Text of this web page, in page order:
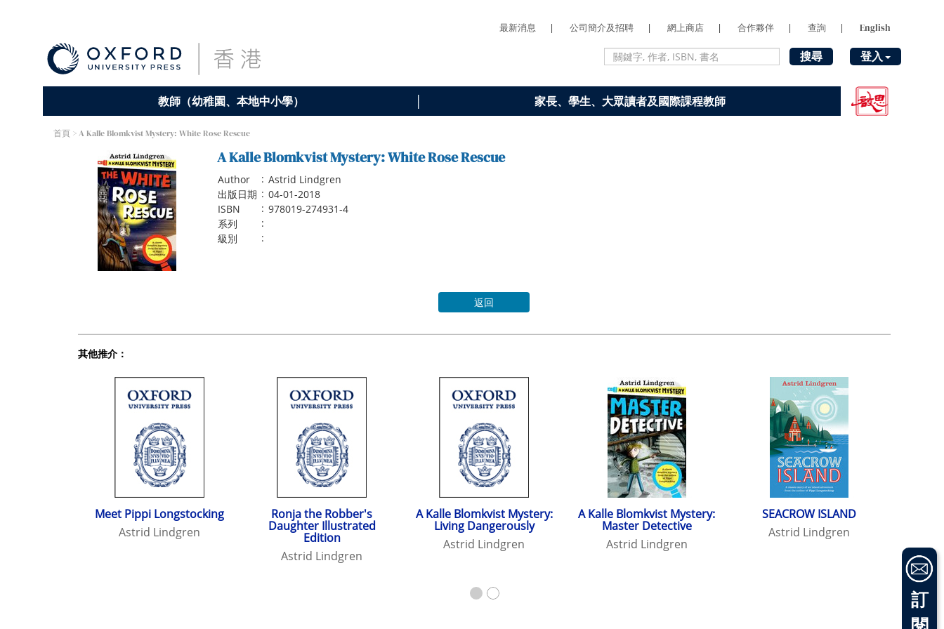
最新消息 | 公司簡介及招聘 | 網上商店 | 合作夥伴 | 查詢 | English
搜尋 登入
教師（幼稚園、本地中小學） 家長、學生、大眾讀者及國際課程教師
首頁 > A Kalle Blomkvist Mystery: White Rose Rescue
A Kalle Blomkvist Mystery: White Rose Rescue
Author : Astrid Lindgren
出版日期 : 04-01-2018
ISBN
: 978019-274931-4
系列
:
級別
:
返回
其他推介：
Meet Pippi Longstocking
Astrid Lindgren
Ronja the Robber's
Daughter Illustrated
Edition
Astrid Lindgren
A Kalle Blomkvist Mystery:
Living Dangerously
Astrid Lindgren
A Kalle Blomkvist Mystery:
Master Detective
Astrid Lindgren
SEACROW ISLAND
Astrid Lindgren
訂